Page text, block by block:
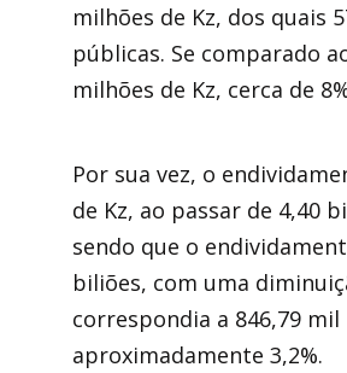
milhões de Kz, dos quais
públicas. Se comparado
milhões de Kz, cerca de
Por sua vez, o
de Kz, ao passar de 4,40
sendo que o
biliões, com uma
correspondia a 846,79
aproximadamente 3,2%.